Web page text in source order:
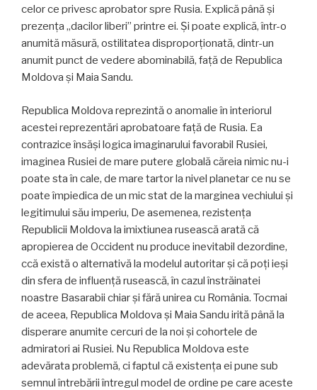
celor ce privesc aprobator spre Rusia. Explică până și
prezența „dacilor liberi” printre ei. Și poate explică, într-o
anumită măsură, ostilitatea disproporționată, dintr-un
anumit punct de vedere abominabilă, față de Republica
Moldova și Maia Sandu.
Republica Moldova reprezintă o anomalie în interiorul
acestei reprezentări aprobatoare față de Rusia. Ea
contrazice însăși logica imaginarului favorabil Rusiei,
imaginea Rusiei de mare putere globală căreia nimic nu-i
poate sta în cale, de mare tartor la nivel planetar ce nu se
poate împiedica de un mic stat de la marginea vechiului și
legitimului său imperiu, De asemenea, rezistența
Republicii Moldova la imixtiunea rusească arată că
apropierea de Occident nu produce inevitabil dezordine,
ccă există o alternativă la modelul autoritar și că poți ieși
din sfera de influență rusească, în cazul înstrăinatei
noastre Basarabii chiar și fără unirea cu România. Tocmai
de aceea, Republica Moldova și Maia Sandu irită până la
disperare anumite cercuri de la noi și cohortele de
admiratori ai Rusiei. Nu Republica Moldova este
adevărata problemă, ci faptul că existența ei pune sub
semnul întrebării întregul model de ordine pe care aceste